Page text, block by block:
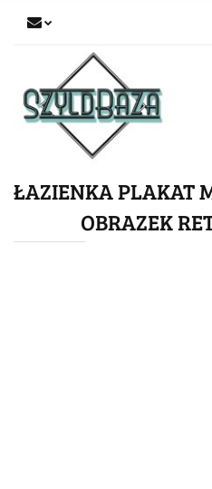
ŁAZIENKA PLAKAT
OBRAZEK